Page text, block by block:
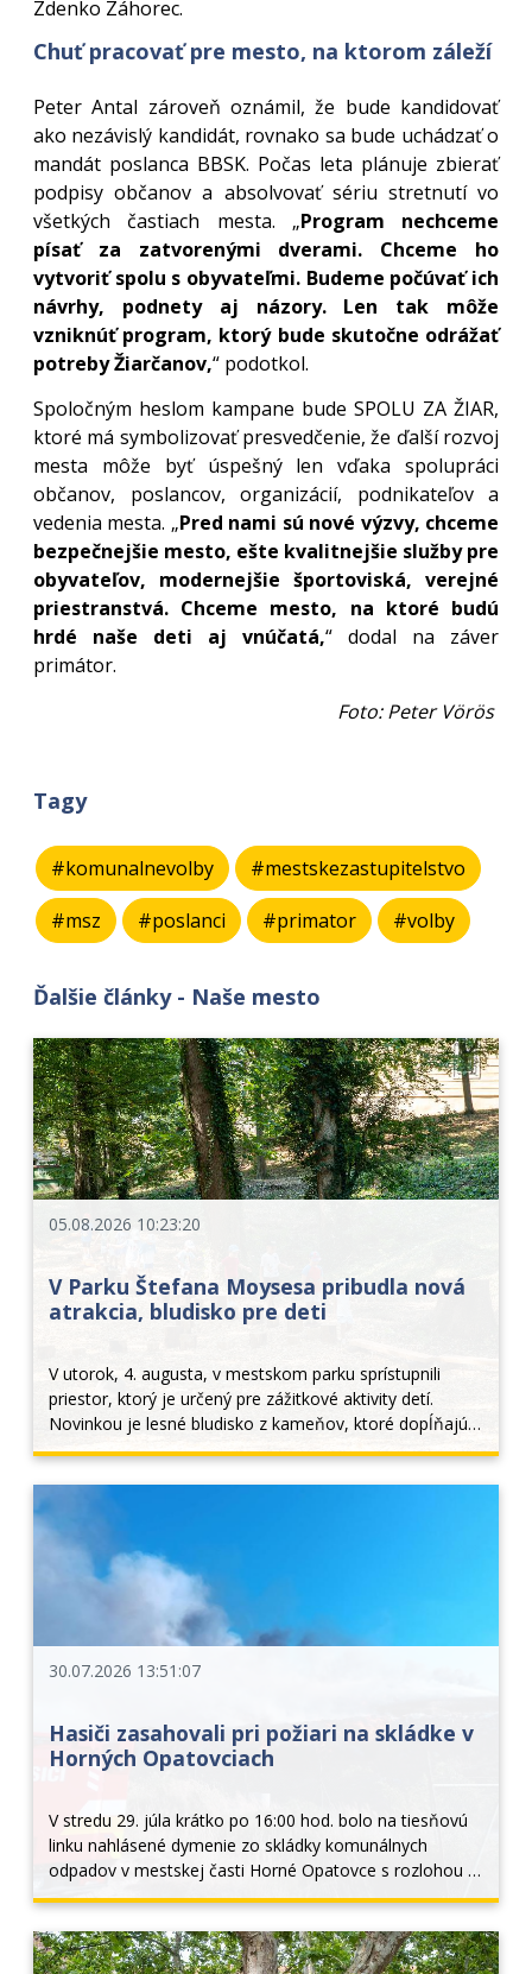
Zdenko Záhorec.
Chuť pracovať pre mesto, na ktorom záleží
Peter Antal zároveň oznámil, že bude kandidovať
ako nezávislý kandidát, rovnako sa bude uchádzať o
mandát poslanca BBSK. Počas leta plánuje zbierať
podpisy občanov a absolvovať sériu stretnutí vo
všetkých častiach mesta. „Program nechceme
písať za zatvorenými dverami. Chceme ho
vytvoriť spolu s obyvateľmi. Budeme počúvať ich
návrhy, podnety aj názory. Len tak môže
vzniknúť program, ktorý bude skutočne odrážať
potreby Žiarčanov,“ podotkol.
Spoločným heslom kampane bude SPOLU ZA ŽIAR,
ktoré má symbolizovať presvedčenie, že ďalší rozvoj
mesta môže byť úspešný len vďaka spolupráci
občanov, poslancov, organizácií, podnikateľov a
vedenia mesta. „Pred nami sú nové výzvy, chceme
bezpečnejšie mesto, ešte kvalitnejšie služby pre
obyvateľov, modernejšie športoviská, verejné
priestranstvá. Chceme mesto, na ktoré budú
hrdé naše deti aj vnúčatá,“ dodal na záver
primátor.
Foto: Peter Vörös
Tagy
#komunalnevolby #mestskezastupitelstvo
#msz #poslanci #primator #volby
Ďalšie články - Naše mesto
05.08.2026 10:23:20
V Parku Štefana Moysesa pribudla nová
atrakcia, bludisko pre deti
V utorok, 4. augusta, v mestskom parku sprístupnili
priestor, ktorý je určený pre zážitkové aktivity detí.
Novinkou je lesné bludisko z kameňov, ktoré dopĺňajú
drevené prvky z guľatiny a rôzne drevené lavičky, na
30.07.2026 13:51:07
Hasiči zasahovali pri požiari na skládke v
Horných Opatovciach
V stredu 29. júla krátko po 16:00 hod. bolo na tiesňovú
linku nahlásené dymenie zo skládky komunálnych
odpadov v mestskej časti Horné Opatovce s rozlohou 4
x 4 metre. Prieskumom veliteľa zásahu bolo na mieste